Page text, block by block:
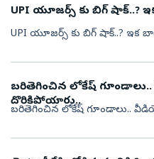
UPI యూజర్స్ కు బిగ్ షాక్..?
UPI యూజర్స్ కు బిగ్ షాక్..? ఇక
బరితెగించిన లోకేష్
దొరికిపోయారు..
బరితెగించిన లోకేష్ గూండాలు..